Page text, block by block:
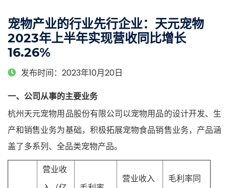
宠物产业的行业先行企业：天元宠物
2023年上半年实现营收同比增长
16.26%
发布时间：2023年10月20日
一、公司从事的主要业务
杭州天元宠物用品股份有限公司以宠物用品的设计开发、生
产和销售业务为基础，积极拓展宠物食品销售业务，产品涵
盖了多系列、全品类宠物产品。
营业收
营业收入
毛利率同